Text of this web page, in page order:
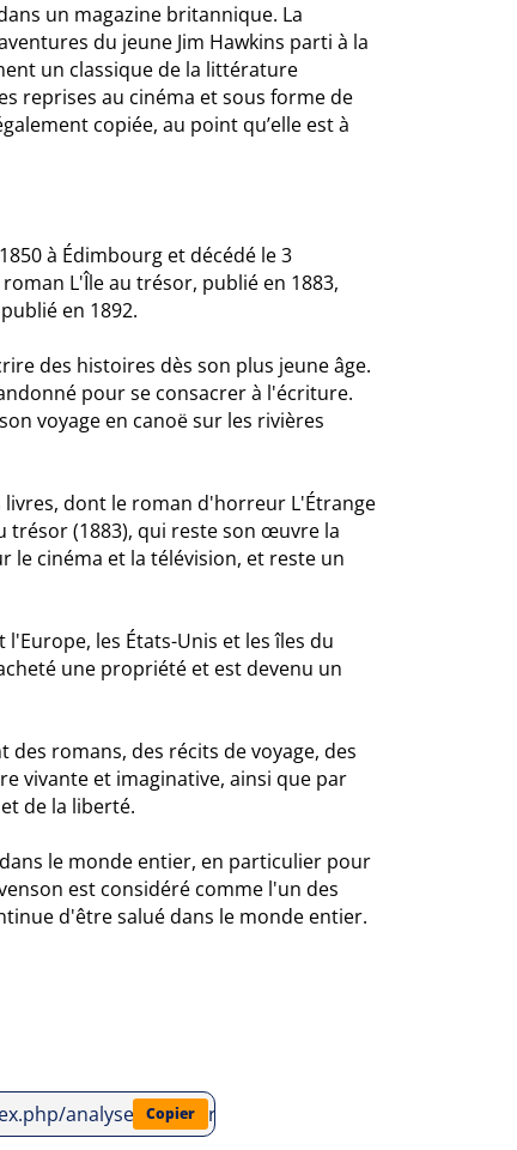
un magazine britannique. La
du jeune Jim Hawkins parti à la
un classique de la littérature
reprises au cinéma et sous forme de
copiée, au point qu’elle est à
à Édimbourg et décédé le 3
L'Île au trésor, publié en 1883,
en 1892.
des histoires dès son plus jeune âge.
pour se consacrer à l'écriture.
voyage en canoë sur les rivières
livres, dont le roman d'horreur L'Étrange
trésor (1883), qui reste son œuvre la
le cinéma et la télévision, et reste un
les États-Unis et les îles du
une propriété et est devenu un
romans, des récits de voyage, des
vivante et imaginative, ainsi que par
de la liberté.
le monde entier, en particulier pour
est considéré comme l'un des
d'être salué dans le monde entier.
analyses-litteraires/robert-louis-stevenson/l-ile-
Copier